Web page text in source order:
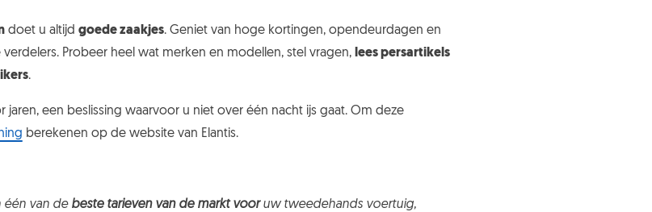
doet u altijd goede zaakjes. Geniet van hoge kortingen, opendeurdagen en
Probeer heel wat merken en modellen, stel vragen, lees persartikels
.
een beslissing waarvoor u niet over één nacht ijs gaat. Om deze
berekenen op de website van Elantis.
één van de beste tarieven van de markt vooruw tweedehands voertuig,